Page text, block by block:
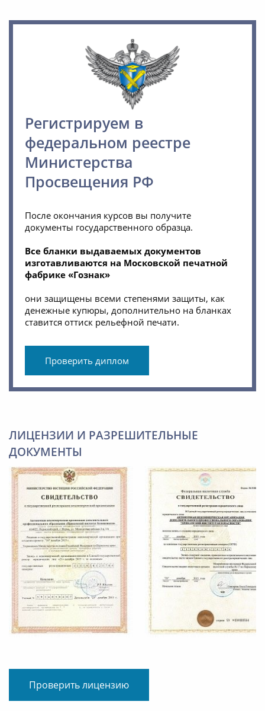
Регистрируем в
федеральном реестре
Министерства
Просвещения РФ
После окончания курсов вы получите
документы государственного образца.
Все бланки выдаваемых документов
изготавливаются на Московской печатной
фабрике «Гознак»
они защищены всеми степенями защиты, как
денежные купюры, дополнительно на бланках
ставится оттиск рельефной печати.
Проверить диплом
ЛИЦЕНЗИИ И РАЗРЕШИТЕЛЬНЫЕ
ДОКУМЕНТЫ
Проверить лицензию